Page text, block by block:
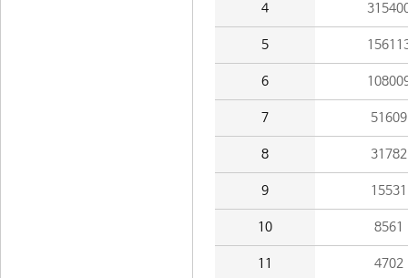
4
5
6
7 51609
8 31782
9 15531
10 8561
11 4702